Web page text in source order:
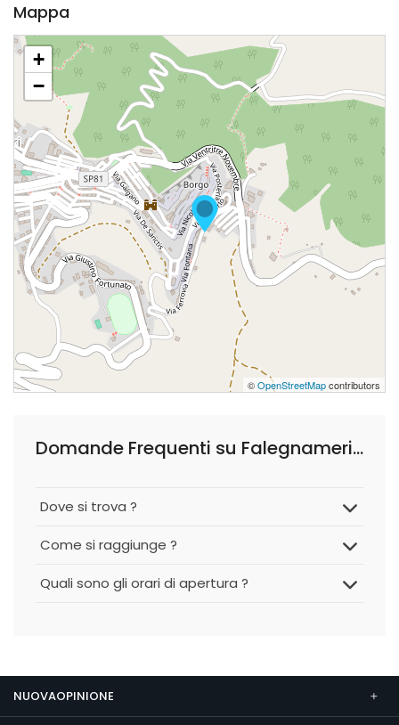
Mappa
+
−
©OpenStreetMapcontributors
Domande Frequenti su Falegnameria e Restauro da Vincenzella
Dove si trova ?
Come si raggiunge ?
Quali sono gli orari di apertura ?
NUOVAOPINIONE